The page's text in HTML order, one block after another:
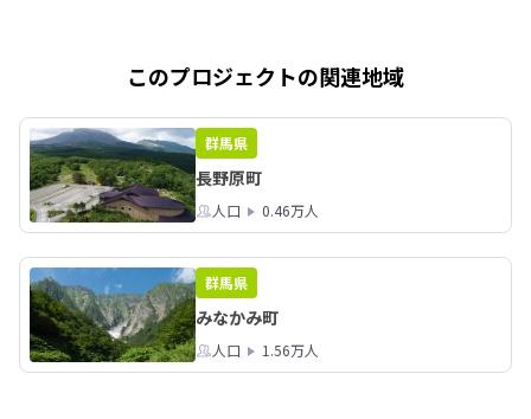
このプロジェクトの関連地域
群馬県
長野原町
人口 0.46万人
群馬県
みなかみ町
人口 1.56万人